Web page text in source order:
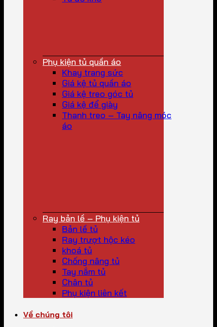
Phụ kiện tủ quần áo
Khay trang sức
Giá kệ tủ quần áo
Giá kệ treo góc tủ
Giá kệ để giày
Thanh treo – Tay nâng móc
áo
Ray bản lề – Phụ kiện tủ
Bản lề tủ
Ray trượt hộc kéo
khoá tủ
Chống nâng tủ
Tay nắm tủ
Chân tủ
Phụ kiện liên kết
Về chúng tôi